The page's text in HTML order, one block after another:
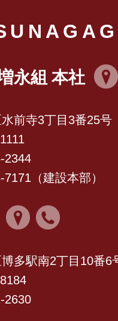
永組 本社
前寺3丁目3番25号
2344
（建設本部）
多駅南2丁目10番6
2630